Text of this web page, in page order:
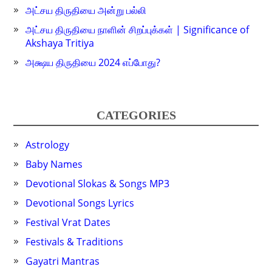
அட்சய திருதியை அன்று பல்லி
அட்சய திருதியை நாளின் சிறப்புக்கள் | Significance of
Akshaya Tritiya
அக்ஷய திருதியை 2024 எப்போது?
CATEGORIES
Astrology
Baby Names
Devotional Slokas & Songs MP3
Devotional Songs Lyrics
Festival Vrat Dates
Festivals & Traditions
Gayatri Mantras